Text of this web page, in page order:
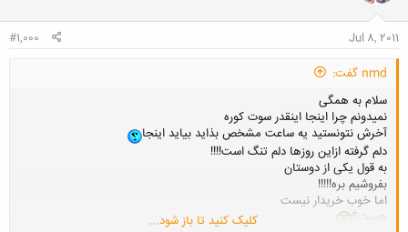
Jul 8, 2011
#1,000
nmd گفت:
سلام به همگی
نمیدونم چرا اینجا اینقدر سوت کوره
آخرش نتونستید یه ساعت مشخص بذاید بیاید اینجا
دلم گرفته ازاین روزها دلم تنگ است!!!!
به قول یکی از دوستان
بفروشیم بره!!!!!
اما خوب خریدار نیست
هست؟
کلیک کنید تا باز شود...